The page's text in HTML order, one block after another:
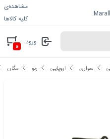
مشاهده‌ی
کلیه کالاها
ورود ۰
سواری اروپایی رنو مگان